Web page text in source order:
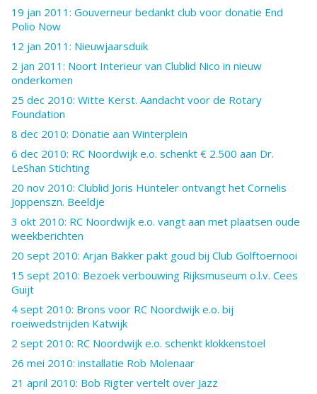
19 jan 2011: Gouverneur bedankt club voor donatie End
Polio Now
12 jan 2011: Nieuwjaarsduik
2 jan 2011: Noort Interieur van Clublid Nico in nieuw
onderkomen
25 dec 2010: Witte Kerst. Aandacht voor de Rotary
Foundation
8 dec 2010: Donatie aan Winterplein
6 dec 2010: RC Noordwijk e.o. schenkt € 2.500 aan Dr.
LeShan Stichting
20 nov 2010: Clublid Joris Hünteler ontvangt het Cornelis
Joppenszn. Beeldje
3 okt 2010: RC Noordwijk e.o. vangt aan met plaatsen oude
weekberichten
20 sept 2010: Arjan Bakker pakt goud bij Club Golftoernooi
15 sept 2010: Bezoek verbouwing Rijksmuseum o.l.v. Cees
Guijt
4 sept 2010: Brons voor RC Noordwijk e.o. bij
roeiwedstrijden Katwijk
2 sept 2010: RC Noordwijk e.o. schenkt klokkenstoel
26 mei 2010: installatie Rob Molenaar
21 april 2010: Bob Rigter vertelt over Jazz